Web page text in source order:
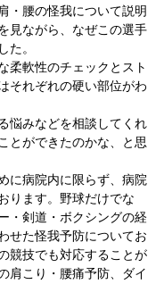
・腰の怪我について説明
見ながら、なぜこの選手
た。
柔軟性のチェックとスト
それぞれの硬い部位がわ
悩みなどを相談してくれ
とができたのかな、と思
に病院内に限らず、病院
ります。野球だけでな
・剣道・ボクシングの経
せた怪我予防についてお
競技でも対応することが
肩こり・腰痛予防、ダイ